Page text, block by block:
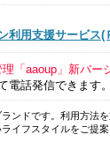
利用支援サービス(
「aaoup」新バー
電話発信できます。
ンドです。利用方法
イフスタイルをご提案